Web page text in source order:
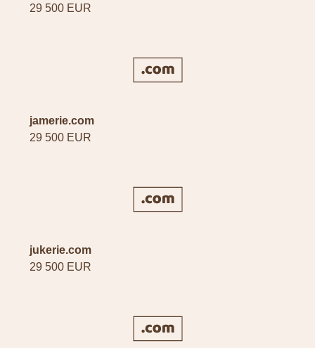
29 500 EUR
jamerie.com
29 500 EUR
jukerie.com
29 500 EUR